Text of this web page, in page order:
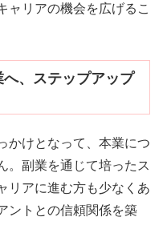
ャリアの機会を広げるこ
、ステップアップ
かけとなって、本業につ
。副業を通じて培ったス
リアに進む方も少なくあ
ントとの信頼関係を築